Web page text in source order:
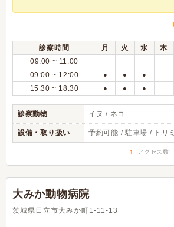
診察時間 月 火 水 木
09:00 ~ 11:00
09:00 ~ 12:00 ● ● ●
15:30 ~ 18:30 ● ● ●
診察動物 イヌ / ネコ
設備・取り扱い 予約可能 / 駐車場 / トリ
↑ アクセス数
大みか動物病院
茨城県日立市大みか町1-11-13